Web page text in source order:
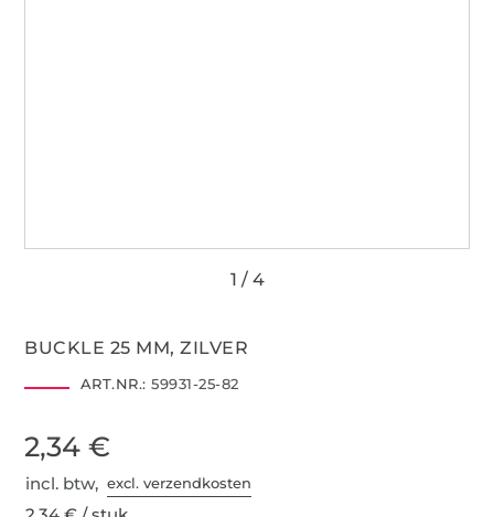
BUCKLE 25 MM, ZILVER
ART.NR.: 59931-25-82
2,34 €
incl. btw,excl. verzendkosten